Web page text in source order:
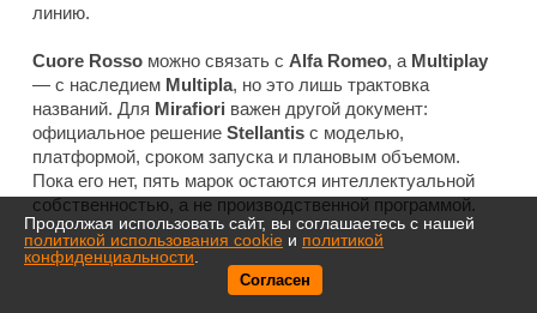
линию.
Cuore Rosso можно связать с Alfa Romeo, а Multiplay
— с наследием Multipla, но это лишь трактовка
названий. Для Mirafiori важен другой документ:
официальное решение Stellantis с моделью,
платформой, сроком запуска и плановым объемом.
Пока его нет, пять марок остаются интеллектуальной
собственностью, а не производственной программой.
Продолжая использовать сайт, вы соглашаетесь с нашей
политикой использования cookie и политикой
конфиденциальности
Согласен